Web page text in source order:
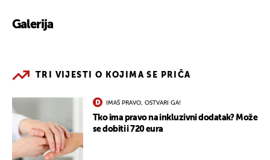
Galerija
TRI VIJESTI O KOJIMA SE PRIČA
IMAŠ PRAVO, OSTVARI GA!
Tko ima pravo na inkluzivni dodatak? Može
se dobiti i 720 eura